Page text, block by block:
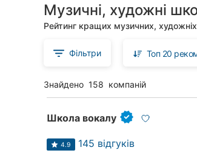
Стоматології
Ветеринарні клініки
Автошколи
Ресторани
Всі рубрики
Музичні, художні
Рейтинг кращих музичних,
Фільтри Топ 20
Знайдено 158 компаній
Школа вокалу
4.9 145 відгуків